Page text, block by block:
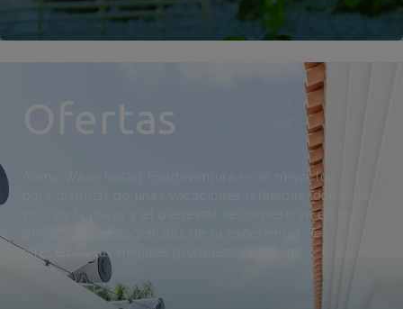
Ofertas
Arena Wave hostel Fuerteventura es el mejor lugar
para disfrutar de unas vacaciones relajadas, donde la
vida en la playa y el bienestar se convertirán en los
principales protagonistas de tu experiencia. Te
ofrecemos las mejores propuestas para tus ...